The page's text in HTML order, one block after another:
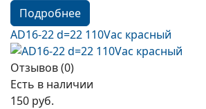
Подробнее
AD16-22 d=22 110Vac красный
Отзывов (0)
Есть в наличии
150 руб.